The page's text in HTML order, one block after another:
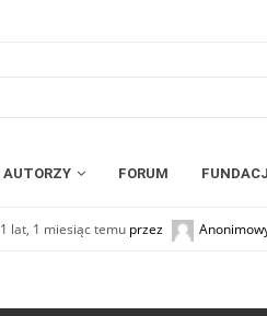
AUTORZY FORUM
lat, 1 miesiąc temu przez